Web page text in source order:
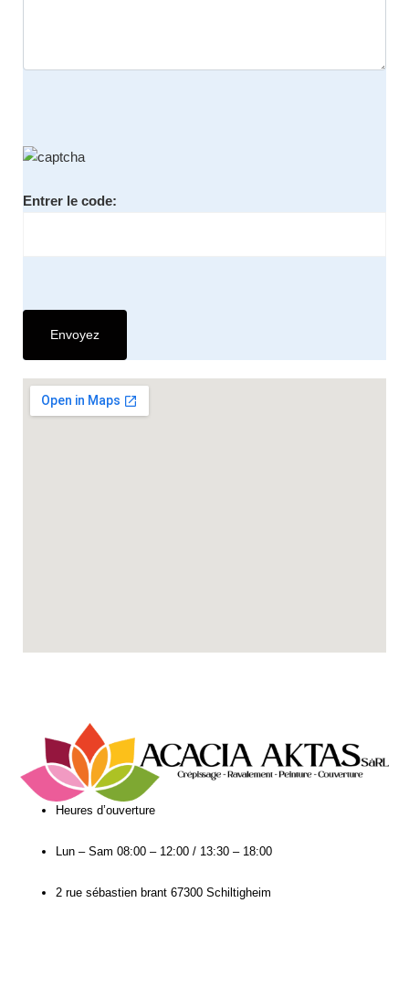
Entrer le code:
Heures d’ouverture​
Lun – Sam 08:00 – 12:00 / 13:30 – 18:00
2 rue sébastien brant 67300 Schiltigheim